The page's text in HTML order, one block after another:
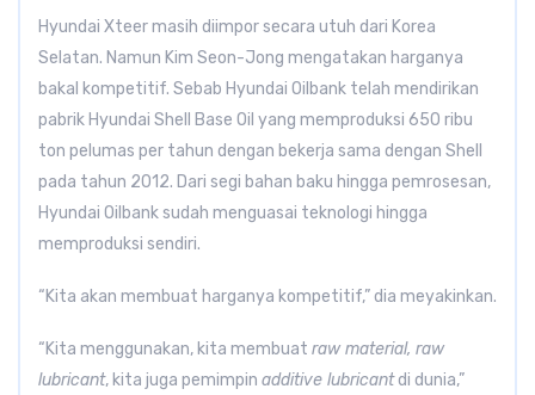
Hyundai Xteer masih diimpor secara utuh dari Korea
Selatan. Namun Kim Seon-Jong mengatakan harganya
bakal kompetitif. Sebab Hyundai Oilbank telah mendirikan
pabrik Hyundai Shell Base Oil yang memproduksi 650 ribu
ton pelumas per tahun dengan bekerja sama dengan Shell
pada tahun 2012. Dari segi bahan baku hingga pemrosesan,
Hyundai Oilbank sudah menguasai teknologi hingga
memproduksi sendiri.
“Kita akan membuat harganya kompetitif,” dia meyakinkan.
“Kita menggunakan, kita membuat raw material, raw
lubricant, kita juga pemimpin additive lubricantdi dunia,”